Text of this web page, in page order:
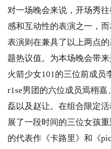
对一场晚会来说，开场秀
感和互动性的表演之一，
表演则在兼具了以上两点
题热议值。为本场晚会带
火箭少女101的三位前成员
r1se男团的六位成员焉栩
磊以及赵让。在组合限定
展了一段时间的三位女孩
的代表作《卡路里》和《